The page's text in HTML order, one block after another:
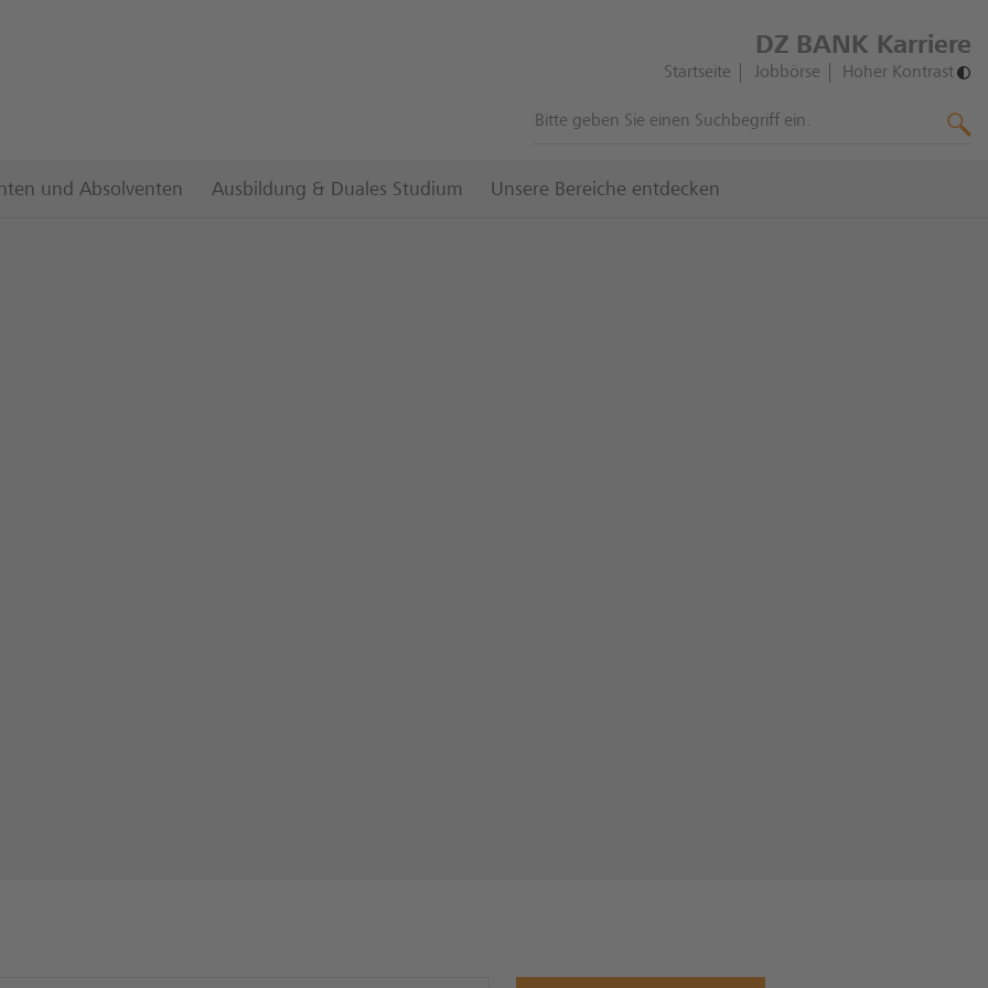
DZ BANK Karriere
Startseite Jobbörse Hoher Kontrast
und Absolventen Ausbildung & Duales Studium Unsere Bereiche entdecken